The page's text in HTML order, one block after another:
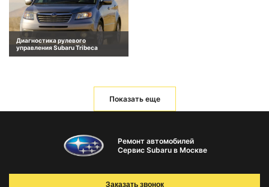
Диагностика рулевого
управления Subaru Tribeca
Показать еще
Ремонт автомобилей
Сервис Subaru в Москве
Заказать звонок